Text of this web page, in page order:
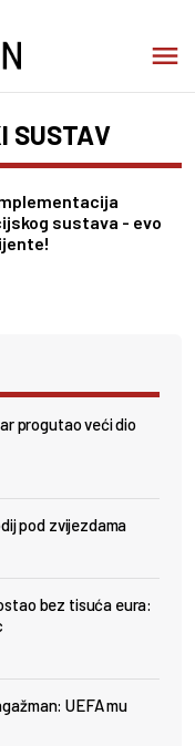
SUSTAV
sustava - evo
progutao veći dio
pod zvijezdama
bez tisuća eura:
UEFA mu